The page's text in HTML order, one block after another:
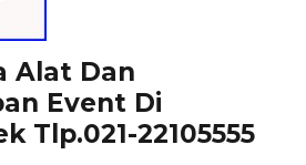
Alat Dan
Event Di
Tlp.021-22105555